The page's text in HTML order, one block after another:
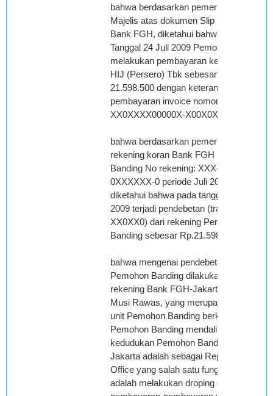
bahwa berdasarkan pemeriksaan
Majelis atas dokumen Slip Setoran
Bank FGH, diketahui bahwa pada
Tanggal 24 Juli 2009 Pemohon Banding
melakukan pembayaran kepada PT.
HIJ (Persero) Tbk sebesar Rp
21.598.500 dengan keterangan untuk
pembayaran invoice nomor:
XX0XXXX00000X-X00X0X;
bahwa berdasarkan pemeriksaan atas
rekening koran Bank FGH Pemohon
Banding No rekening: XXX-00-
0XXXXXX-0 periode Juli 2009,
diketahui bahwa pada tanggal 24 Juli
2009 terjadi pendebetan (transf Cek
XX0XX0) dari rekening Pemohon
Banding sebesar Rp.21.598.500;
bahwa mengenai pendebetan Rekening
Pemohon Banding dilakukan atas
rekening Bank FGH-Jakarta bukan di
Musi Rawas, yang merupakan lokasi
unit Pemohon Banding berkedudukan,
Pemohon Banding mendalilkan bahwa
kedudukan Pemohon Banding di
Jakarta adalah sebagai Representative
Office yang salah satu fungsinya
adalah melakukan droping dana untuk